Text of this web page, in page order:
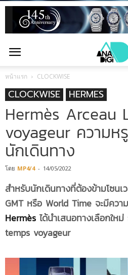
หน้าแรก CLOCKWISE
CLOCKWISE HERMES
Hermès Arceau
voyageur ความห
นักเดินทาง
โดย MP4/4 - 14/05/2022
สำหรับนักเดินทางที่ต้องข้ามโซน
GMT หรือ World Time จะมีคว
Hermès ได้นำเสนอทางเลือกให
temps voyageur